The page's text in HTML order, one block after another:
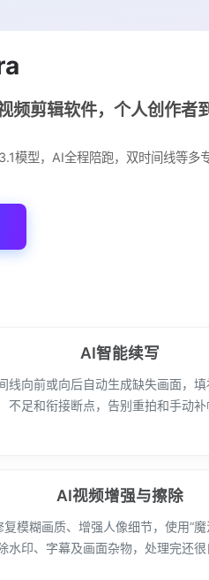
频剪辑软件，个人创作者
模型，AI全程陪跑，双时间线等多
AI智能续写
线向前或向后自动生成缺失画面，
不足和衔接断点，告别重拍和手动补
AI视频增强与擦除
复模糊画质、增强人像细节，使用“魔
水印、字幕及画面杂物，处理完还很